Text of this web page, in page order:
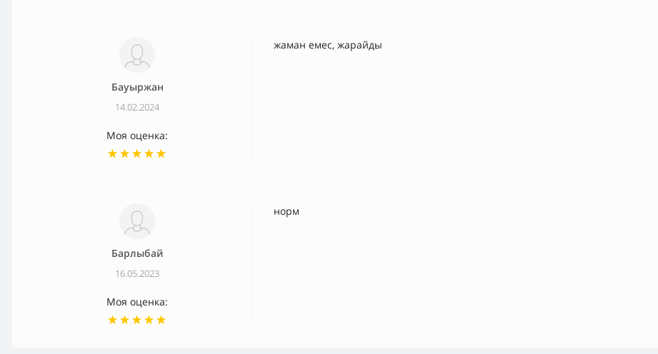
Бауыржан
14.02.2024
Моя оценка:
жаман емес, жарайды
Барлыбай
16.05.2023
Моя оценка:
норм